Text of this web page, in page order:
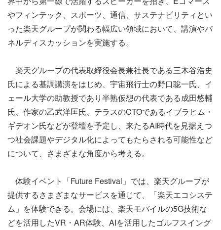
やフィンテック、スポーツ、通信、サステナビリティとい
った楽天グループが関わる幅広い領域において、講演やパ
ネルディスカッションを実施する。
楽天グループの代表取締役会長兼社長である三木谷浩史
氏による基調講演をはじめ、宇宙飛行士の野口聡一氏、イ
ェール大学の助教授であり半熟仮想の代表である成田悠輔
氏、作家の乙武洋匡氏、テラスのCTOであるイブラヒム・
ギデオン氏などが登壇を予定し、来たるAI時代を見据えつ
つ社会課題やデジタル化によってもたらされる可能性など
について、さまざまな角度から考える。
体験イベント「Future Festival」では、楽天グループが
提供するさまざまなサービスを通じて、「楽天エコシステ
ム」を体験できる。会場には、楽天モバイルの5G技術な
どを活用したVR・AR体験、AIを活用したゴルフスイング